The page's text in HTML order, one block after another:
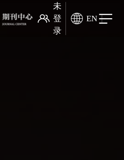
未
登
录
EN